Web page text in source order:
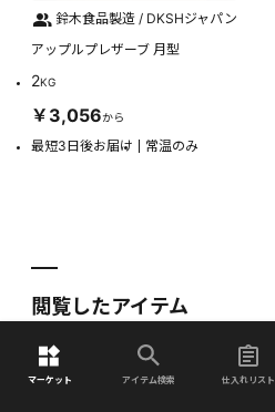
マーケット アイテム検索 仕入れリスト
鈴木食品製造 / DKSHジャパン
アップルプレザーブ 月型
2KG
￥3,056から
最短3日後お届け 常温のみ
閲覧したアイテム